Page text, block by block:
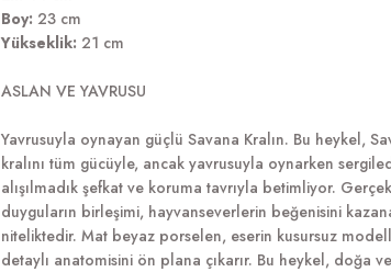
Boy: 23 cm
Yükseklik: 21 cm
ASLAN VE YAVRUSU
Yavrusuyla oynayan güçlü Savana Kralın. Bu heykel,
kralını tüm gücüyle, ancak yavrusuyla oynarken
alışılmadık şefkat ve koruma tavrıyla betimliyor. Gerçek
duyguların birleşimi, hayvanseverlerin beğenisini
niteliktedir. Mat beyaz porselen, eserin kusursuz
detaylı anatomisini ön plana çıkarır. Bu heykel, doğa